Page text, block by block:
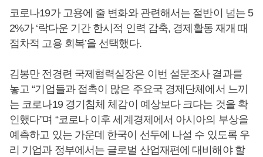
코로나19가 고용에 줄 변화와 관련해서는 절반이 넘는 5
2%가 ‘락다운 기간 한시적 인력 감축, 경제활동 재개 때
점차적 고용 회복’을 선택했다.
김봉만 전경련 국제협력실장은 이번 설문조사 결과를
놓고 “기업들과 접촉이 많은 주요국 경제단체에서 느끼
는 코로나19 경기침체 체감이 예상보다 크다는 것을 확
인했다”며 “코로나 이후 세계경제에서 아시아의 부상을
예측하고 있는 가운데 한국이 선두에 나설 수 있도록 우
리 기업과 정부에서는 글로벌 산업재편에 대비해야 할